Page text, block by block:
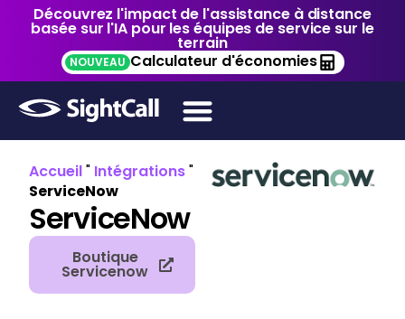
Découvrez l'impact de l'assistance à distance
basée sur l'IA pour les équipes de service sur le
terrain
NOUVEAU Calculateur d'économies
Accueil" Intégrations"
ServiceNow
ServiceNow
Boutique
Servicenow